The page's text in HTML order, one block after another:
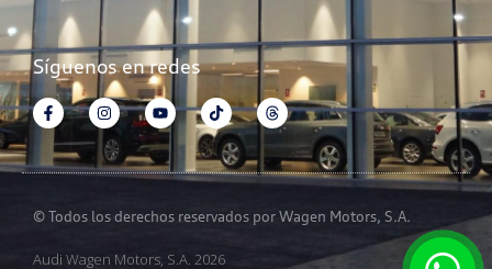
Síguenos en redes
© Todos los derechos reservados por Wagen Motors, S.A.
Audi Wagen Motors, S.A. 2026